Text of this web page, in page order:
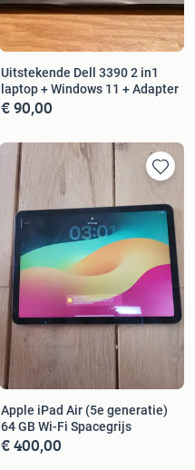
Uitstekende Dell 3390 2 in1
laptop + Windows 11 + Adapter
€ 90,00
Apple iPad Air (5e generatie)
64 GB Wi-Fi Spacegrijs
€ 400,00